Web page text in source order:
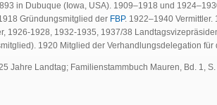
in Dubuque (Iowa, USA). 1909–1918 und
Gründungsmitglied der FBP. 1922–1940 Vermittler.
1926-1928, 1932-1935, 1937/38
1920 Mitglied der Verhandlungsdelegation für
Jahre Landtag; Familienstammbuch Mauren, Bd. 1,